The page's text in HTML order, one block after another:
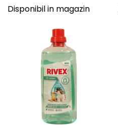
Disponibil in magazin